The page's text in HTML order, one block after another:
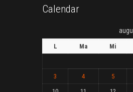
Calendar
L Ma Mi
3
4 5